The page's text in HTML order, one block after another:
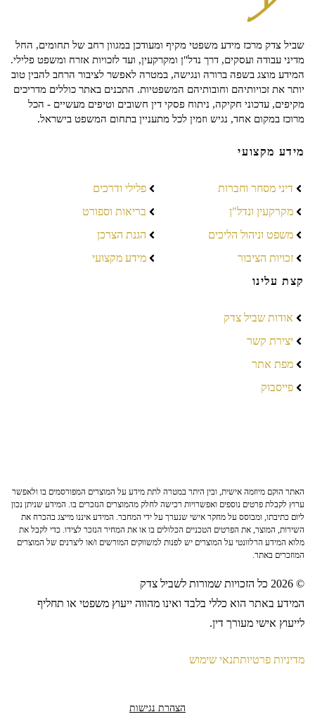
שביל צדק מרכז מידע משפטי מקיף ומעודכן במגוון רחב של תחומים, החל
מדיני עבודה ועסקים, דרך נדל"ן ומקרקעין, ועד לזכויות אזרח ומשפט פלילי.
המידע מוצג בשפה ברורה ונגישה, במטרה לאפשר לציבור הרחב להבין טוב
יותר את זכויותיהם וחובותיהם המשפטיות. התכנים באתר כוללים מדריכים
מקיפים, עדכוני חקיקה, ניתוח פסקי דין חשובים וטיפים מעשיים - הכל
מרוכז במקום אחד, נגיש וזמין לכל מתעניין בתחום המשפט בישראל.
מידע מקצועי
דיני מסחר וחברות
מקרקעין ונדל"ן
משפט וניהול הליכים
זכויות הציבור
פלילי ודרכים
בריאות וספורט
הגנת הצרכן
מידע מקצועי
קצת עלינו
אודות שביל צדק
יצירת קשר
מפת אתר
פייסבוק
האתר הוקם מיוזמה אישית, ובין היתר במטרה לתת מידע על המוצרים המפורסמים בו ולאפשר
ערוץ לקבלת פרטים נוספים ואפשרויות רכישה לחלק מהמוצרים הנזכרים בו. המידע שניתן נכון
ליום כתיבתו, ומבוסס על מחקר אישי שנערך על ידי המחבר. המידע איננו מייצג בהכרח את
השירות, המוצר, את הפרטים הטכניים הכלולים בו או את המחיר הנזכר לצידו. כדי לקבל את
מלוא המידע הרלוונטי על המוצרים יש לפנות למשווקים המורשים ו/או ליצרנים של המוצרים
המוזכרים באתר.
© 2026 כל הזכויות שמורות לשביל צדק
המידע באתר הוא כללי בלבד ואינו מהווה ייעוץ משפטי או תחליף
לייעוץ אישי מעורך דין.
מדיניות פרטיותתנאי שימוש
הצהרת נגישות